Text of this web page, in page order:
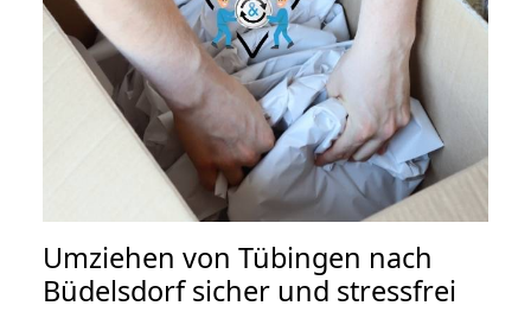
Umziehen von Tübingen nach
Büdelsdorfsicher und stressfrei